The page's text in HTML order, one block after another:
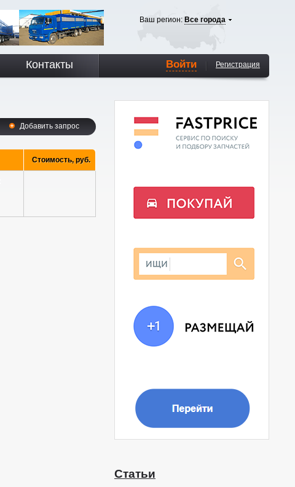
Ваш регион: Все города
Контакты Регистрация
Войти
Добавить запрос
Cтоимость, руб.
Статьи